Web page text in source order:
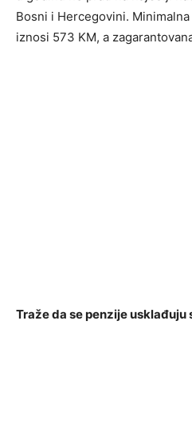
Bosni i Hercegovini.
iznosi 573 KM, a
Traže da se penzije usklađuju